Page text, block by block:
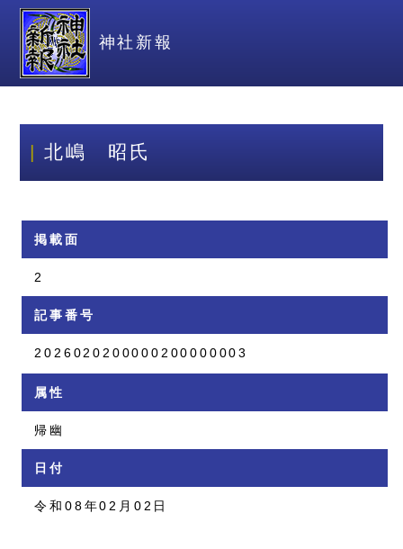
神社新報
北嶋 昭氏
掲載面
2
記事番号
2026020200000200000003
属性
帰幽
日付
令和08年02月02日